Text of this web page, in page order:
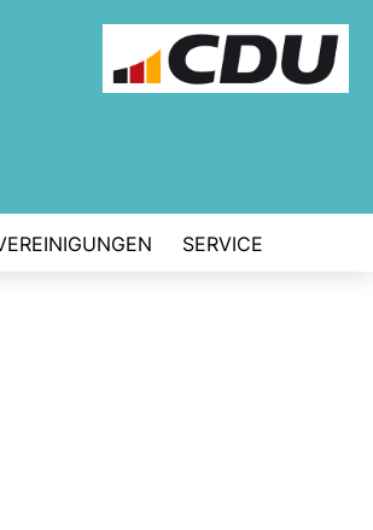
SERVICE